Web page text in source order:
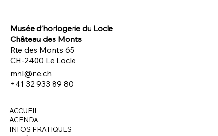
Musée d’horlogerie du Locle
Château des Monts
Rte des Monts 65
CH-2400 Le Locle
mhl@ne.ch
+41 32 933 89 80
ACCUEIL
AGENDA
INFOS PRATIQUES